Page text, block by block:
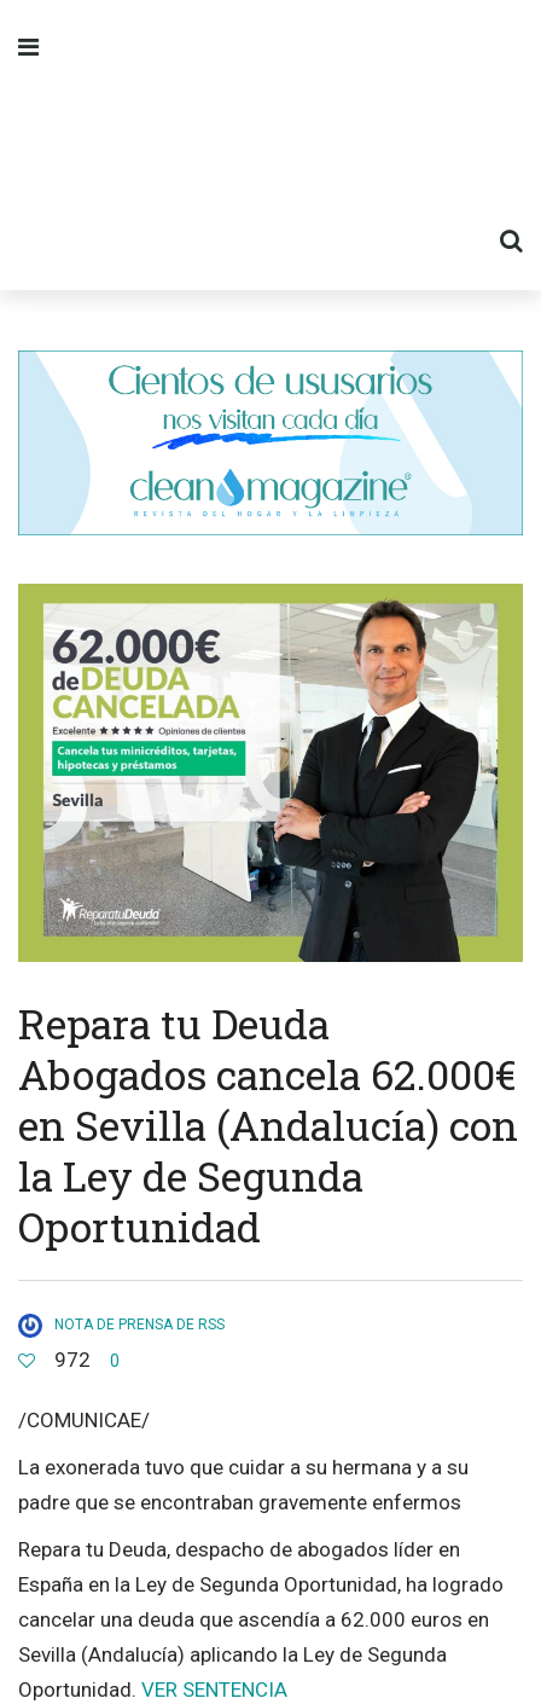
Repara tu Deuda
Abogados cancela 62.000€
en Sevilla (Andalucía) con
la Ley de Segunda
Oportunidad
NOTA DE PRENSA DE RSS
972 0
/COMUNICAE/
La exonerada tuvo que cuidar a su hermana y a su
padre que se encontraban gravemente enfermos
Repara tu Deuda, despacho de abogados líder en
España en la Ley de Segunda Oportunidad, ha logrado
cancelar una deuda que ascendía a 62.000 euros en
Sevilla (Andalucía) aplicando la Ley de Segunda
Oportunidad. VER SENTENCIA